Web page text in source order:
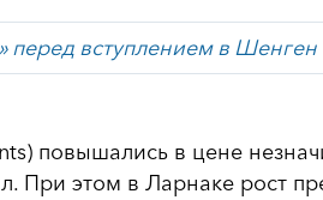
перед вступлением в Шенген
повышались в цене
При этом в Ларнаке рост